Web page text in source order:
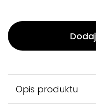
Opis produktu